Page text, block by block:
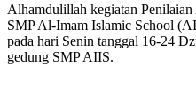
Alhamdulillah kegiatan
SMP Al-Imam Islamic School
pada hari Senin tanggal 16-24
gedung SMP AIIS.